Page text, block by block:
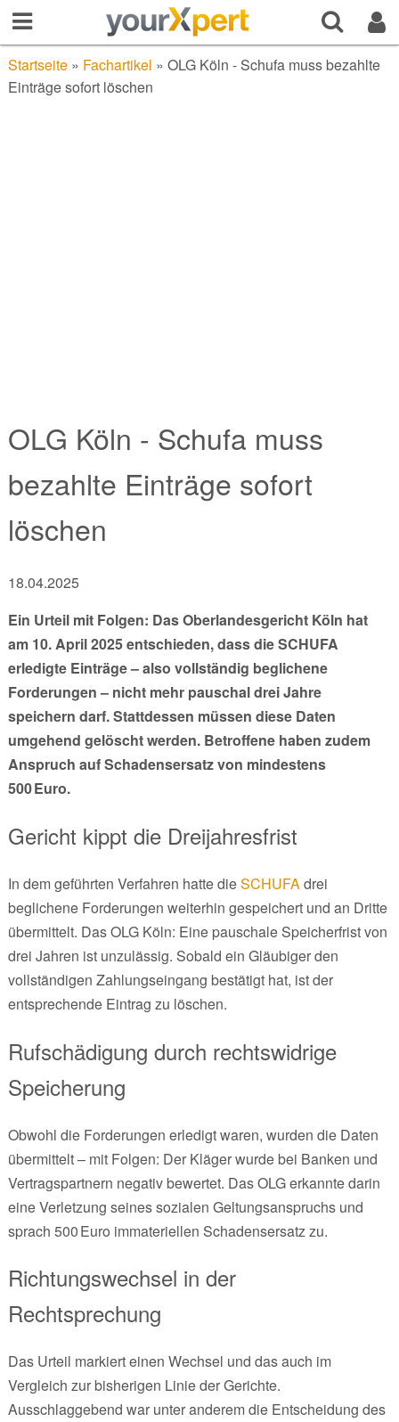
Startseite» Fachartikel » OLG Köln - Schufa muss bezahlte
Einträge sofort löschen
OLG Köln - Schufa muss
bezahlte Einträge sofort
löschen
18.04.2025
Ein Urteil mit Folgen: Das Oberlandesgericht Köln hat
am 10. April 2025 entschieden, dass die SCHUFA
erledigte Einträge – also vollständig beglichene
Forderungen – nicht mehr pauschal drei Jahre
speichern darf. Stattdessen müssen diese Daten
umgehend gelöscht werden. Betroffene haben zudem
Anspruch auf Schadensersatz von mindestens
500 Euro.
Gericht kippt die Dreijahresfrist
In dem geführten Verfahren hatte dieSCHUFAdrei
beglichene Forderungen weiterhin gespeichert und an Dritte
übermittelt. Das OLG Köln: Eine pauschale Speicherfrist von
drei Jahren ist unzulässig. Sobald ein Gläubiger den
vollständigen Zahlungseingang bestätigt hat, ist der
entsprechende Eintrag zu löschen.
Rufschädigung durch rechtswidrige
Speicherung
Obwohl die Forderungen erledigt waren, wurden die Daten
übermittelt – mit Folgen: Der Kläger wurde bei Banken und
Vertragspartnern negativ bewertet. Das OLG erkannte darin
eine Verletzung seines sozialen Geltungsanspruchs und
sprach 500 Euro immateriellen Schadensersatz zu.
Richtungswechsel in der
Rechtsprechung
Das Urteil markiert einen Wechsel und das auch im
Vergleich zur bisherigen Linie der Gerichte.
Ausschlaggebend war unter anderem die Entscheidung des